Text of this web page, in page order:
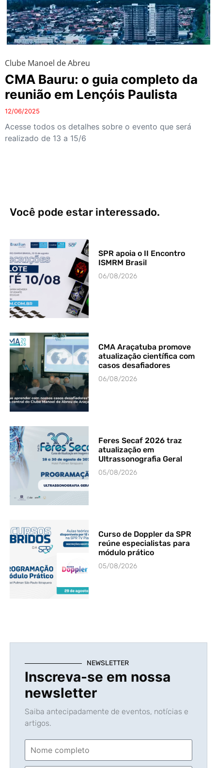
Clube Manoel de Abreu
CMA Bauru: o guia completo da
reunião em Lençóis Paulista
12/06/2025
Acesse todos os detalhes sobre o evento que será
realizado de 13 a 15/6
Você pode estar interessado.
SPR apoia o II Encontro
ISMRM Brasil
06/08/2026
CMA Araçatuba promove
atualização científica com
casos desafiadores
06/08/2026
Feres Secaf 2026 traz
atualização em
Ultrassonografia Geral
05/08/2026
Curso de Doppler da SPR
reúne especialistas para
módulo prático
05/08/2026
NEWSLETTER
Inscreva-se em nossa
newsletter
Saiba antecipadamente de eventos, notícias e
artigos.